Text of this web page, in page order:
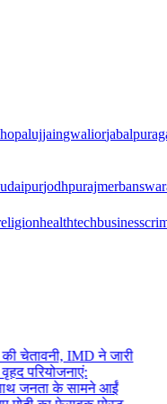
ujjaingwaliorjabalpur
udaipurjodhpurajmer
healthtechbusiness
चेतावनी, IMD ने जारी
परियोजनाएं:
जनता के सामने आईं